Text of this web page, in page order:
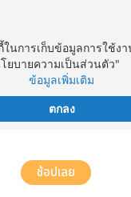
ในการเก็บข้อมูลการใช้ง
ยบายความเป็นส่วนตัว"
ข้อมูลเพิ่มเติม
ตกลง
ช้อปเลย